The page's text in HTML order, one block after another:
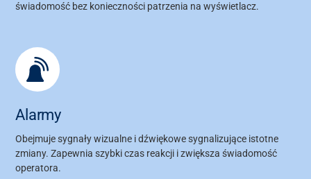
świadomość bez konieczności patrzenia na wyświetlacz.
Alarmy
Obejmuje sygnały wizualne i dźwiękowe sygnalizujące istotne
zmiany. Zapewnia szybki czas reakcji i zwiększa świadomość
operatora.